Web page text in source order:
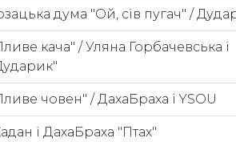
дума "Ой, сів пугач" /
кача" / Уляна Горбачевська і
човен" / ДахаБраха і YSOU
і ДахаБраха "Птах"